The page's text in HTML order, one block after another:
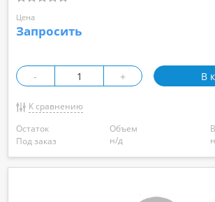
Цена
Запросить
- + В
К сравнению
Остаток
Под заказ
Объем
н/д